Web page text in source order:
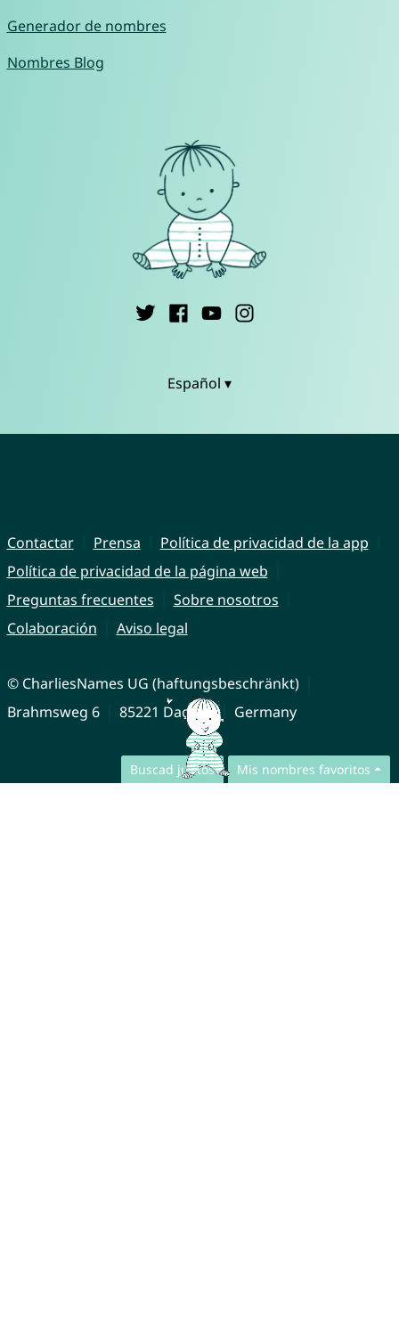
Buscad juntos Mis nombres favoritos
Generador de nombres
Nombres Blog
Español ▾
Contactar Prensa
Política de privacidad de la app
Política de privacidad de la página web
Preguntas frecuentes
Sobre nosotros
Colaboración
Aviso legal
© CharliesNames UG (haftungsbeschränkt)
Brahmsweg 6
85221 Dachau Germany